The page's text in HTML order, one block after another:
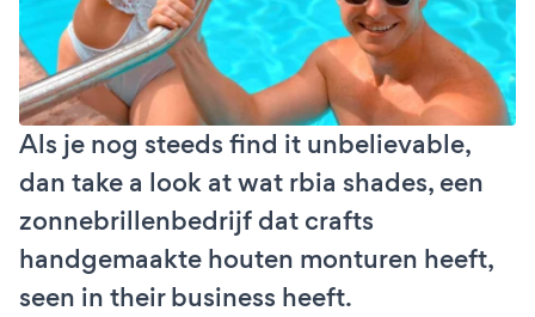
Als je nog steeds find it unbelievable,
dan take a look at wat rbia shades, een
zonnebrillenbedrijf dat crafts
handgemaakte houten monturen heeft,
seen in their business heeft.